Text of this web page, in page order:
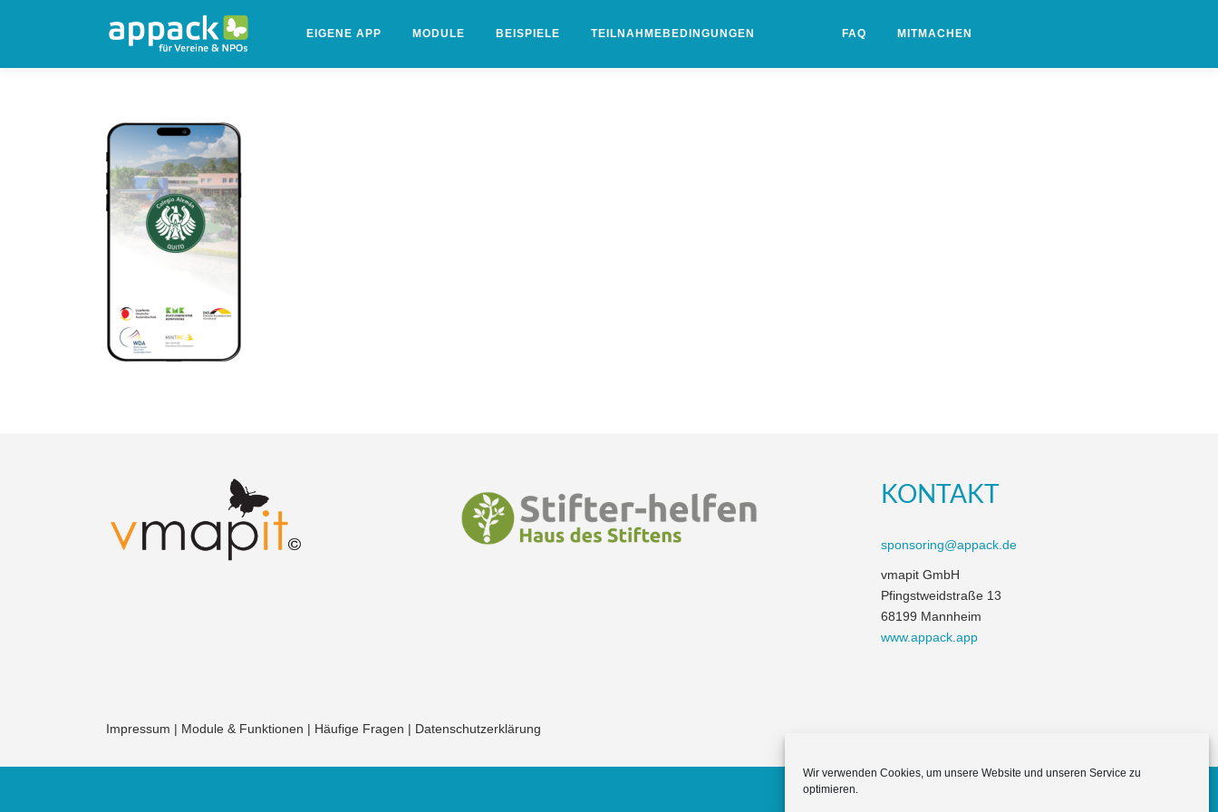
Wir verwenden Cookies, um unsere Website und unseren Service zu
optimieren.
EIGENE APP MODULE BEISPIELE TEILNAHMEBEDINGUNGEN FAQ MITMACHEN
KONTAKT
sponsoring@appack.de
vmapit GmbH
Pfingstweidstraße 13
68199 Mannheim
www.appack.app
Impressum | Module & Funktionen | Häufige Fragen | Datenschutzerklärung